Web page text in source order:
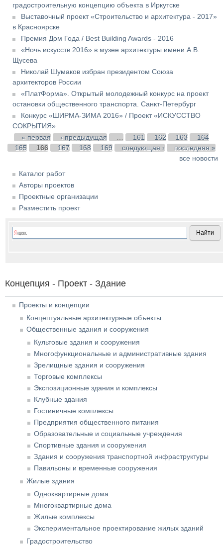
градостроительную концепцию объекта в Иркутске
Выставочный проект «Строительство и архитектура - 2017»
в Красноярске
Премия Дом Года / Best Building Awards - 2016
«Ночь искусств 2016» в музее архитектуры имени А.В.
Щусева
Николай Шумаков избран президентом Союза
архитекторов России
«ПлатФорма». Открытый молодежный конкурс на проект
остановки общественного транспорта. Санкт-Петербург
Конкурс «ШИРМА-ЗИМА 2016» / Проект «ИСКУССТВО
СОКРЫТИЯ»
Страницы
« первая ‹ предыдущая 161 162 163
164
165
166 167 168 169 следующая ›
последняя »
все новости
Каталог работ
Авторы проектов
Проектные организации
Разместить проект
Концепция - Проект - Здание
Проекты и концепции
Концептуальные архитектурные объекты
Общественные здания и сооружения
Культовые здания и сооружения
Многофункциональные и административные здания
Зрелищные здания и сооружения
Торговые комплексы
Экспозиционные здания и комплексы
Клубные здания
Гостиничные комплексы
Предприятия общественного питания
Образовательные и социальные учреждения
Спортивные здания и сооружения
Здания и сооружения транспортной инфраструктуры
Павильоны и временные сооружения
Жилые здания
Одноквартирные дома
Многоквартирные дома
Жилые комплексы
Экспериментальное проектирование жилых зданий
Градостроительство